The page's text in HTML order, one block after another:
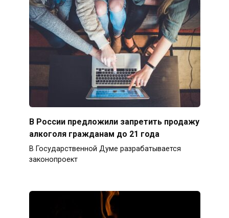
В России предложили запретить продажу
алкоголя гражданам до 21 года
В Государственной Думе разрабатывается
законопроект